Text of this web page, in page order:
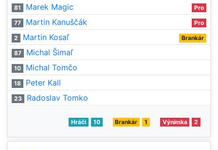
81 Marek Magic Pro
77 Martin Kanuščák Pro
2 Martin Kosaľ Brankár
87 Michal Šimaľ
10 Michal Tomčo
18 Peter Kall
23 Radoslav Tomko
Hráči 10 Brankár 1 Výnimka 2